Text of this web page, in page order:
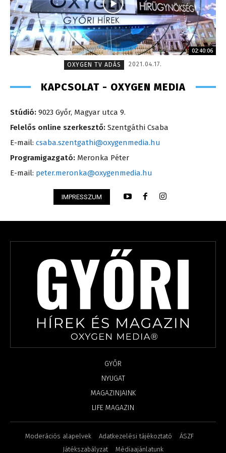
02:40:06
OXYGEN TV ADÁS
2021.04.17.
KAPCSOLAT - OXYGEN MEDIA
Stúdió: 9023 Győr, Magyar utca 9.
Felelős online szerkesztő: Szentgáthi Csaba
E-mail: csaba.szentgathi@oxygenmedia.hu
Programigazgató: Meronka Péter
E-mail: peter.meronka@oxygenmedia.hu
IMPRESSZUM
GYŐR
NYUGAT
MAGAZINJAINK
LIFE MAGAZIN
Moderációs alapelvek Adatkezelési tájékoztató
ÁSZF
Játékszabályzat
Médiaajánlatunk